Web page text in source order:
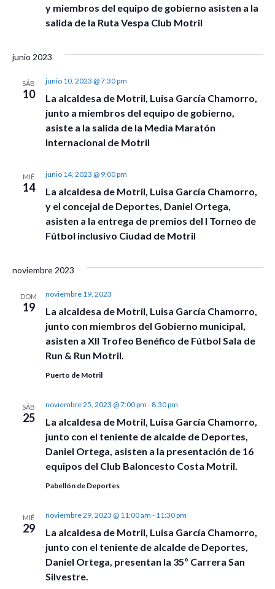
y miembros del equipo de gobierno asisten a la
salida de la Ruta Vespa Club Motril
junio 2023
SÁB
10
La alcaldesa de Motril, Luisa García Chamorro,
junto a miembros del equipo de gobierno,
asiste a la salida de la Media Maratón
Internacional de Motril
junio 10, 2023 @ 7:30 pm
MIÉ
14
La alcaldesa de Motril, Luisa García Chamorro,
y el concejal de Deportes, Daniel Ortega,
asisten a la entrega de premios del I Torneo de
Fútbol inclusivo Ciudad de Motril
junio 14, 2023 @ 9:00 pm
noviembre 2023
DOM
19
La alcaldesa de Motril, Luisa García Chamorro,
junto con miembros del Gobierno municipal,
asisten a XII Trofeo Benéfico de Fútbol Sala de
Run & Run Motril.
noviembre 19, 2023
Puerto de Motril
SÁB
25
La alcaldesa de Motril, Luisa García Chamorro,
junto con el teniente de alcalde de Deportes,
Daniel Ortega, asisten a la presentación de 16
equipos del Club Baloncesto Costa Motril.
noviembre 25, 2023 @ 7:00 pm - 8:30 pm
Pabellón de Deportes
MIÉ
29
La alcaldesa de Motril, Luisa García Chamorro,
junto con el teniente de alcalde de Deportes,
Daniel Ortega, presentan la 35º Carrera San
Silvestre.
noviembre 29, 2023 @ 11:00 am - 11:30 pm